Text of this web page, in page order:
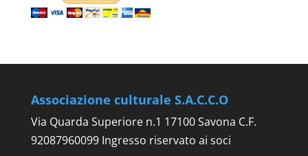
Associazione culturale S.A.C.C.O
Via Quarda Superiore n.1 17100 Savona C.F.
92087960099 Ingresso riservato ai soci